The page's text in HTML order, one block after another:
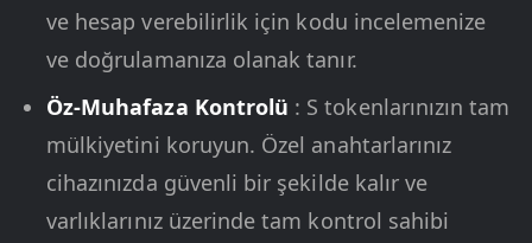
ve hesap verebilirlik için kodu incelemenize
ve doğrulamanıza olanak tanır.
Öz-Muhafaza Kontrolü : S tokenlarınızın tam
mülkiyetini koruyun. Özel anahtarlarınız
cihazınızda güvenli bir şekilde kalır ve
varlıklarınız üzerinde tam kontrol sahibi